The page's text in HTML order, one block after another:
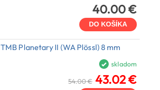
40.00 €
DO KOŠÍKA
TMB Planetary II (WA Plössl) 8 mm
skladom
54.00 € 43.02 €